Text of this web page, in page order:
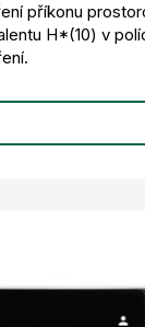
příkonu
H*(10) v